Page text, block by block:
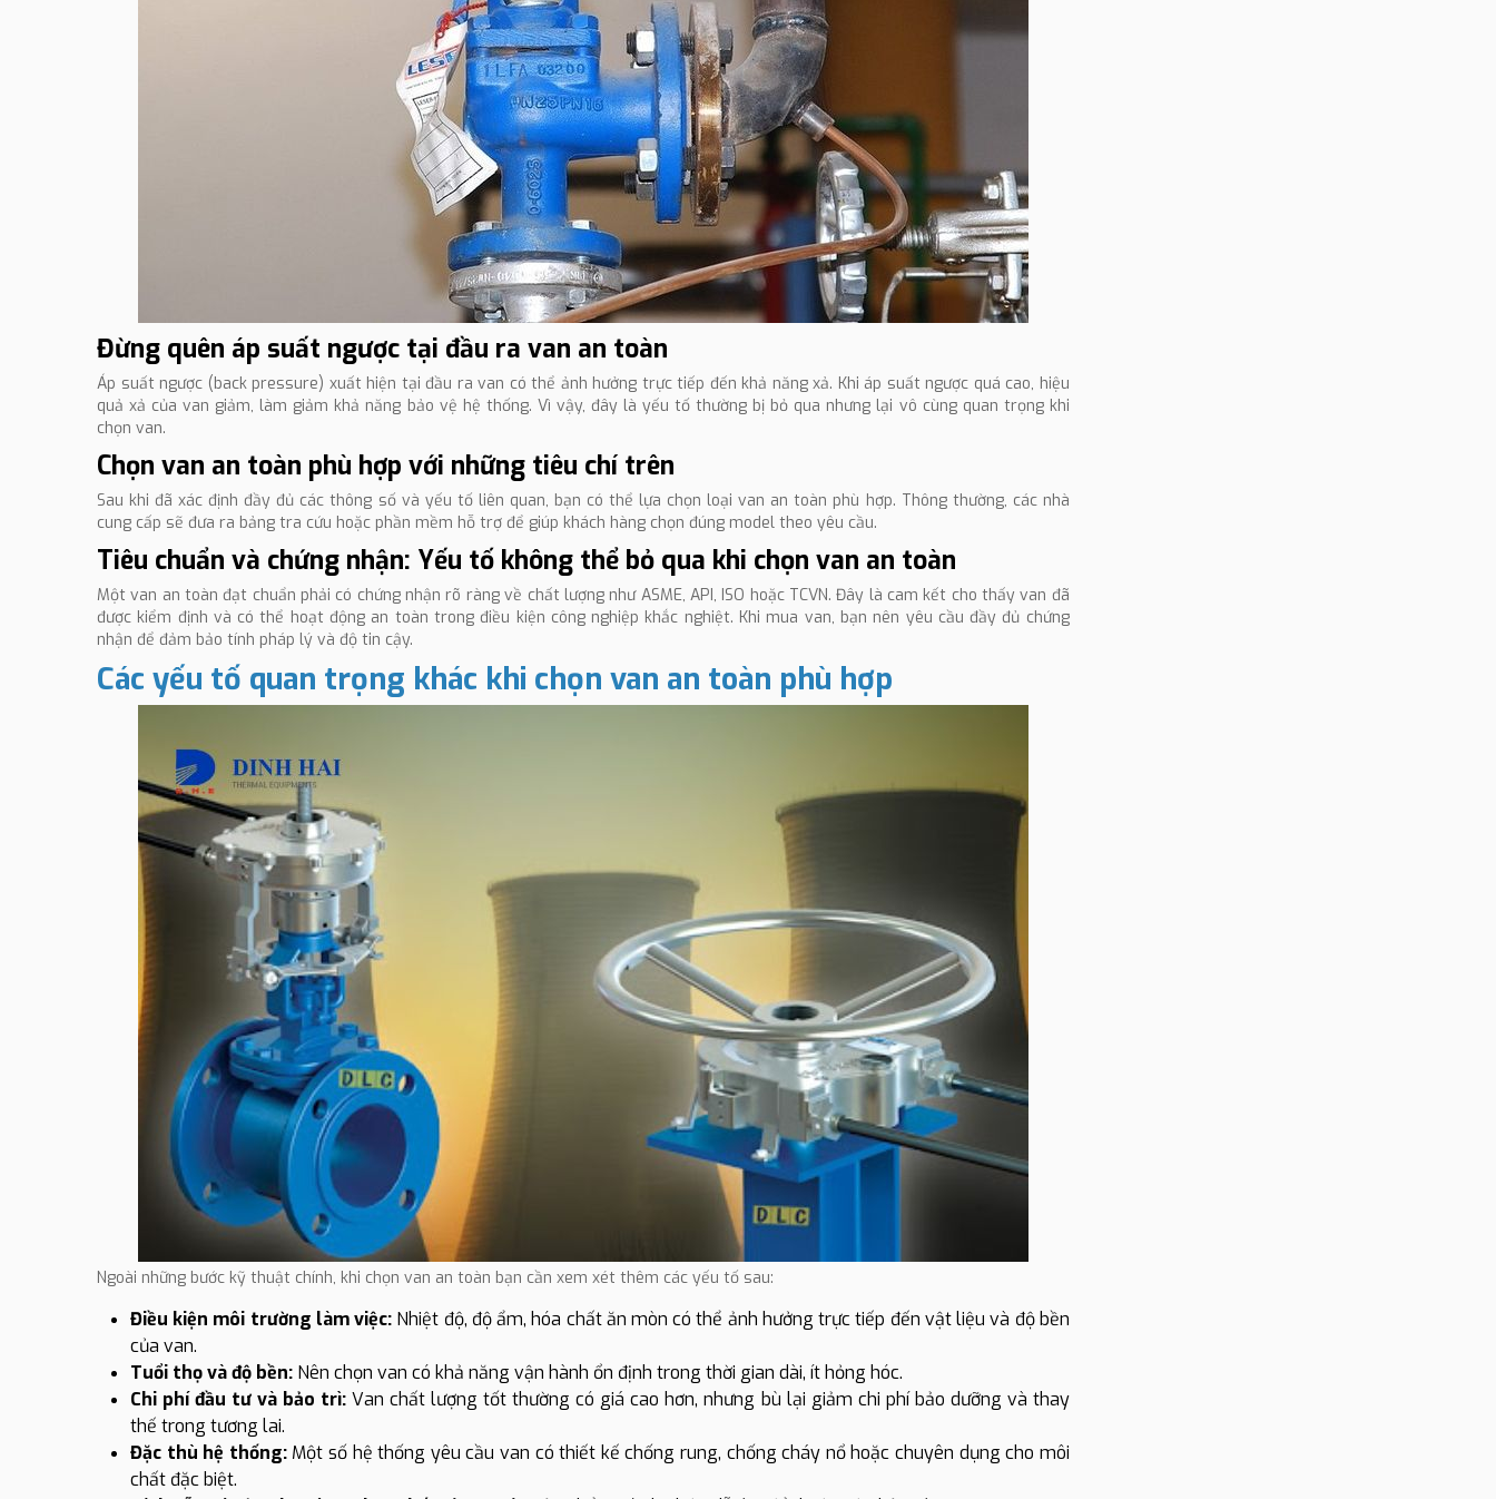
Đừng quên áp suất ngược tại đầu ra van an toàn
Áp suất ngược (back pressure) xuất hiện tại đầu ra van có thể ảnh hưởng trực tiếp đến khả năng xả. Khi áp suất ngược quá cao, hiệu
quả xả của van giảm, làm giảm khả năng bảo vệ hệ thống. Vì vậy, đây là yếu tố thường bị bỏ qua nhưng lại vô cùng quan trọng khi
chọn van.
Chọn van an toàn phù hợp với những tiêu chí trên
Sau khi đã xác định đầy đủ các thông số và yếu tố liên quan, bạn có thể lựa chọn loại van an toàn phù hợp. Thông thường, các nhà
cung cấp sẽ đưa ra bảng tra cứu hoặc phần mềm hỗ trợ để giúp khách hàng chọn đúng model theo yêu cầu.
Tiêu chuẩn và chứng nhận: Yếu tố không thể bỏ qua khi chọn van an toàn
Một van an toàn đạt chuẩn phải có chứng nhận rõ ràng về chất lượng như ASME, API, ISO hoặc TCVN. Đây là cam kết cho thấy van đã
được kiểm định và có thể hoạt động an toàn trong điều kiện công nghiệp khắc nghiệt. Khi mua van, bạn nên yêu cầu đầy đủ chứng
nhận để đảm bảo tính pháp lý và độ tin cậy.
Các yếu tố quan trọng khác khi chọn van an toàn phù hợp
Ngoài những bước kỹ thuật chính, khi chọn van an toàn bạn cần xem xét thêm các yếu tố sau:
Điều kiện môi trường làm việc: Nhiệt độ, độ ẩm, hóa chất ăn mòn có thể ảnh hưởng trực tiếp đến vật liệu và độ bền
của van.
Tuổi thọ và độ bền: Nên chọn van có khả năng vận hành ổn định trong thời gian dài, ít hỏng hóc.
Chi phí đầu tư và bảo trì: Van chất lượng tốt thường có giá cao hơn, nhưng bù lại giảm chi phí bảo dưỡng và thay
thế trong tương lai.
Đặc thù hệ thống:Một số hệ thống yêu cầu van có thiết kế chống rung, chống cháy nổ hoặc chuyên dụng cho môi
chất đặc biệt.